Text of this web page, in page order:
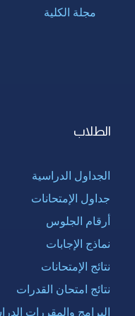
مجلة الكلية
الطلاب
الجداول الدراسية
جداول الإمتحانات
أرقام الجلوس
نماذج الإجابات
نتائج الإمتحانات
نتائج امتحان القدرات
البرامج والمقررات